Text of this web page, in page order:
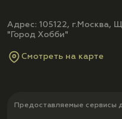
Адрес: 105122, г.Москва,
"Город Хобби"
Смотреть на карте
Предоставляемые сервисы